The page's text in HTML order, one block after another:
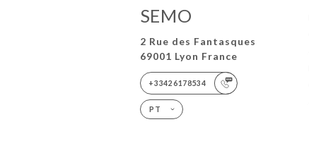
SEMO
2 Rue des Fantasques
69001 Lyon France
+33426178534
PT